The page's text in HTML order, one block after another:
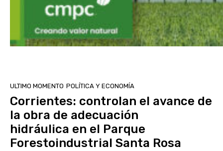
ULTIMO MOMENTO POLÍTICA Y ECONOMÍA
Corrientes: controlan el avance de
la obra de adecuación
hidráulica en el Parque
Forestoindustrial Santa Rosa